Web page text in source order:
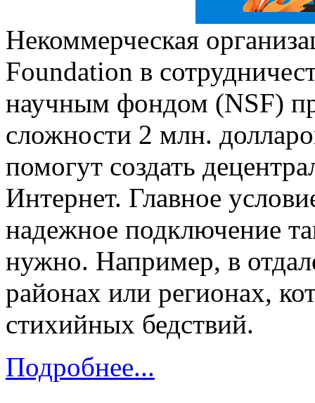
Некоммерческая
Foundation в
научным фондом (NSF)
сложности 2 млн.
помогут создать
Интернет. Главное
надежное подключение
нужно. Например, в
районах или регионах,
стихийных бедствий.
Подробнее...